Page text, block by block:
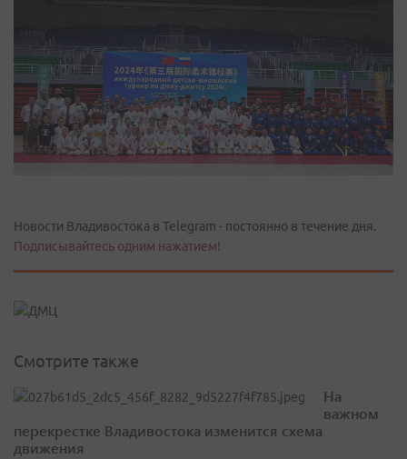
Новости Владивостока в Telegram - постоянно в течение дня.
Подписывайтесь одним нажатием!
Смотрите также
На
важном
перекрестке Владивостока изменится схема
движения